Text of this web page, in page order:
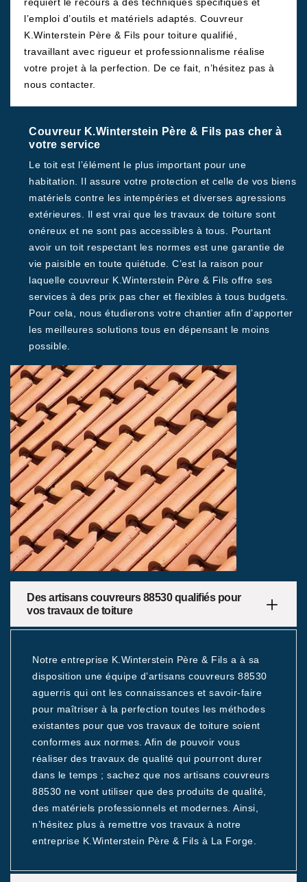
l’emploi d’outils et matériels adaptés. Couvreur
K.Winterstein Père & Fils pour toiture qualifié,
travaillant avec rigueur et professionnalisme réalise
votre projet à la perfection. De ce fait, n’hésitez pas à
nous contacter.
Couvreur K.Winterstein Père & Fils pas cher à
votre service
Le toit est l’élément le plus important pour une
habitation. Il assure votre protection et celle de vos biens
matériels contre les intempéries et diverses agressions
extérieures. Il est vrai que les travaux de toiture sont
onéreux et ne sont pas accessibles à tous. Pourtant
avoir un toit respectant les normes est une garantie de
vie paisible en toute quiétude. C’est la raison pour
laquelle couvreur K.Winterstein Père & Fils offre ses
services à des prix pas cher et flexibles à tous budgets.
Pour cela, nous étudierons votre chantier afin d’apporter
les meilleures solutions tous en dépensant le moins
possible.
Des artisans couvreurs 88530 qualifiés pour
vos travaux de toiture
Notre entreprise K.Winterstein Père & Fils a à sa
disposition une équipe d’artisans couvreurs 88530
aguerris qui ont les connaissances et savoir-faire
pour maîtriser à la perfection toutes les méthodes
existantes pour que vos travaux de toiture soient
conformes aux normes. Afin de pouvoir vous
réaliser des travaux de qualité qui pourront durer
dans le temps ; sachez que nos artisans couvreurs
88530 ne vont utiliser que des produits de qualité,
des matériels professionnels et modernes. Ainsi,
n’hésitez plus à remettre vos travaux à notre
entreprise K.Winterstein Père & Fils à La Forge.